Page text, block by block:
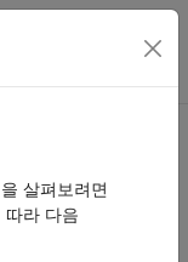
on
살펴보려면
따라 다음